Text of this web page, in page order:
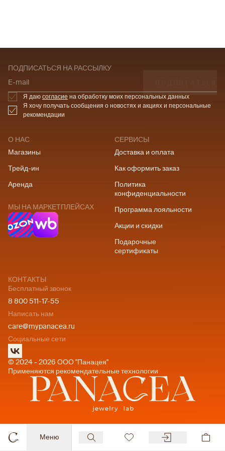
Меню
О НАС
Магазины
Трейд-ин
Аренда
МЫ НА МАРКЕТПЛЕЙСАХ
СЕРВИСЫ
Доставка и оплата
Как оформить заказ
Политика
конфиденциальности
Программа лояльности
Акции и скидки
Подарочные
сертификаты
КОНТАКТЫ
Бесплатный звонок
8 800 511-17-55
Написать нам
care@mypanacea.ru
Социальные сети
© 2024 - 2026 ООО "Панацея"
Применяются рекомендательные технологии
ПОДПИСАТЬСЯ НА РАССЫЛКУ
E-mail
Я даю согласие на обработку моих персональных данных
Я хочу получать сообщения о новостях и акциях и персональные
рекомендации